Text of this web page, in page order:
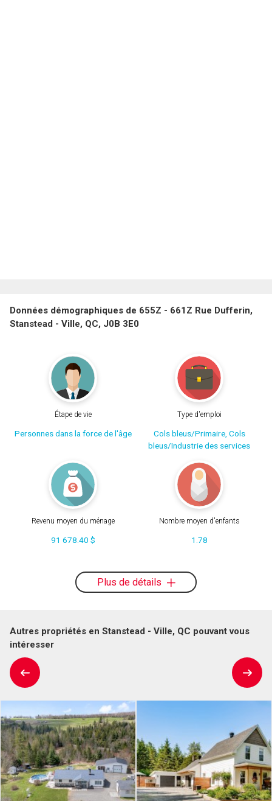
Données démographiques de 655Z - 661Z Rue Dufferin,
Stanstead - Ville, QC, J0B 3E0
Étape de vie
Personnes dans la force de l'âge
Type d'emploi
Cols bleus/Primaire, Cols
bleus/Industrie des services
Revenu moyen du ménage
91 678.40 $
Nombre moyen d'enfants
1.78
Plus de détails
Autres propriétés en Stanstead - Ville, QC pouvant vous
intéresser